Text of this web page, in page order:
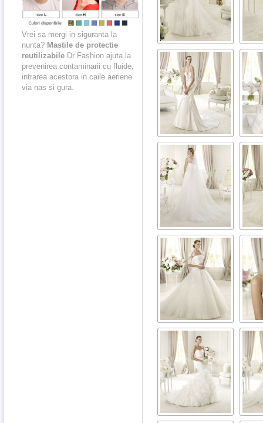
Vrei sa mergi in siguranta la
nunta? Mastile de protectie
reutilizabile Dr Fashion ajuta la
prevenirea contaminarii cu fluide,
intrarea acestora in caile aeriene
via nas si gura.